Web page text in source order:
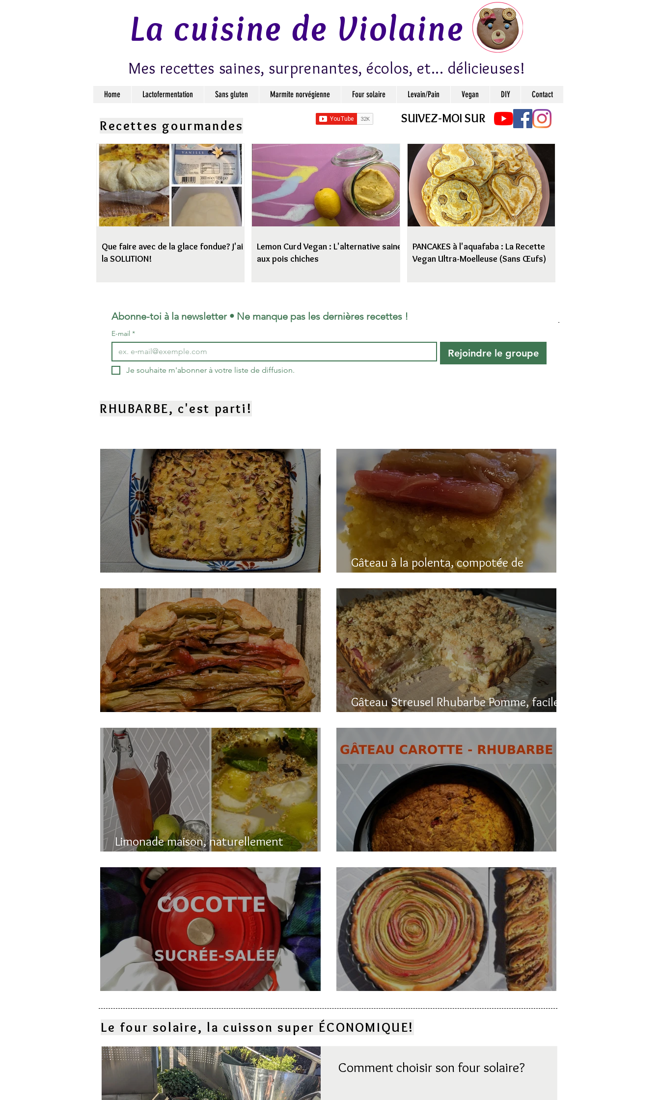
La cuisine de Violaine
Mes recettes saines, surprenantes, écolos, et... délicieuses!
Home Lactofermentation Sans gluten Marmite norvégienne Four solaire Levain/Pain Vegan DIY Contact
Recettes gourmandes SUIVEZ-MOI SUR
Que faire avec de la glace fondue? J'ai
la SOLUTION!
Lemon Curd Vegan : L'alternative saine
aux pois chiches
PANCAKES à l'aquafaba : La Recette
Vegan Ultra-Moelleuse (Sans Œufs)
Abonne-toi à la newsletter • Ne manque pas les dernières recettes !
E-mail *
Rejoindre le groupe
Je souhaite m'abonner à votre liste de diffusion.
RHUBARBE, c'est parti!
Gâteau suisse à la rhubarbe (avec polenta)
Gâteau à la polenta, compotée de
rhubarbe (sans gluten)
Gâteau renversé à la rhubarbe
Gâteau Streusel Rhubarbe Pomme, facile
et hyper bon!
Limonade maison, naturellement
pétillante!!!
Gâteau printanier, carotte et rhubarbe
Cocotte sucrée-salée Deux gâteaux à la rhubarbe
Comment choisir son four solaire?
Le four solaire, la cuisson super ÉCONOMIQUE!